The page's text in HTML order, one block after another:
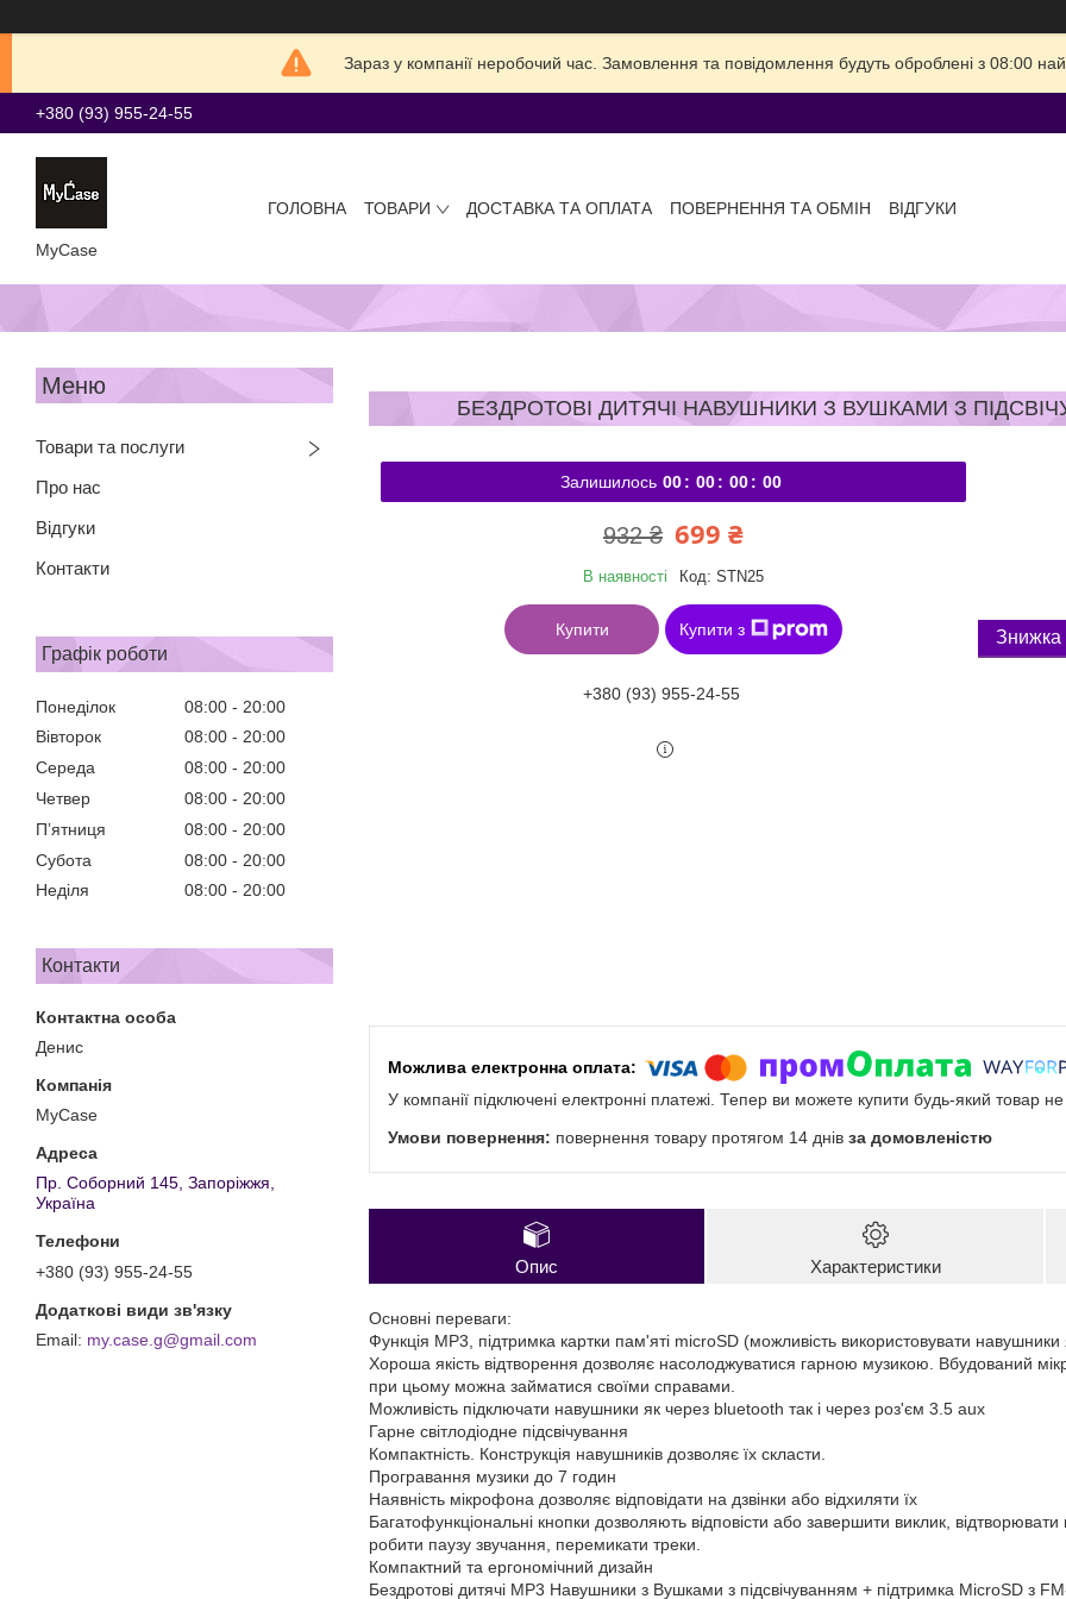
Зараз у компанії неробочий час. Замовлення та повідомлення будуть оброблені з 08:00
+380 (93) 955-24-55
MyCase
ГОЛОВНА ТОВАРИ ДОСТАВКА ТА ОПЛАТА ПОВЕРНЕННЯ ТА ОБМІН ВІДГУКИ
Товари та послуги
Про нас
Відгуки
Контакти
Графік роботи
Понеділок 08:00
20:00
Вівторок
08:00
20:00
Середа
08:00
20:00
Четвер
08:00
20:00
Пʼятниця
08:00
20:00
Субота
08:00
20:00
Неділя
08:00 20:00
Контакти
Денис
MyCase
Пр. Соборний 145, Запоріжжя,
Україна
+380 (93) 955-24-55
my.case.g@gmail.com
БЕЗДРОТОВІ ДИТЯЧІ НАВУШНИКИ З ВУШКАМИ З
Залишилось 00 00 00 00
932 ₴ 699 ₴
В наявності Код: STN25
Купити Купити з
+380 (93) 955-24-55
У компанії підключені електронні платежі. Тепер ви можете купити будь-який товар
повернення товару протягом 14 днів за домовленістю
Опис Характеристики
Основні переваги:
Функція MP3, підтримка картки пам'яті microSD (можливість використовувати
Хороша якість відтворення дозволяє насолоджуватися гарною музикою. Вбудований
при цьому можна займатися своїми справами.
Можливість підключати навушники як через bluetooth так і через роз'єм 3.5 aux
Гарне світлодіодне підсвічування
Компактність. Конструкція навушників дозволяє їх скласти.
Програвання музики до 7 годин
Наявність мікрофона дозволяє відповідати на дзвінки або відхиляти їх
Багатофункціональні кнопки дозволяють відповісти або завершити виклик, відтворювати
робити паузу звучання, перемикати треки.
Компактний та ергономічний дизайн
Бездротові дитячі MP3 Навушники з Вушками з підсвічуванням + підтримка MicroSD з